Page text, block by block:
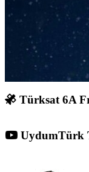
Türksat 6A
UydumTürk